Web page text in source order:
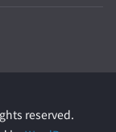
reserved.